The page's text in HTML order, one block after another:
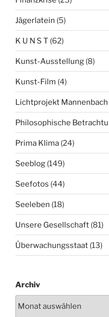
Jägerlatein (5)
K U N S T (62)
Kunst-Ausstellung (8)
Kunst-Film (4)
Lichtprojekt Mannenbach
Philosophische
Prima Klima (24)
Seeblog (149)
Seefotos (44)
Seeleben (18)
Unsere Gesellschaft (81)
Überwachungsstaat (13)
Archiv